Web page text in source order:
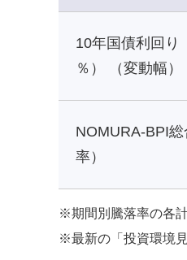
10年国債利回り
％） （変動幅）
NOMURA-BPI
率）
※期間別騰落率の各
※最新の「投資環境